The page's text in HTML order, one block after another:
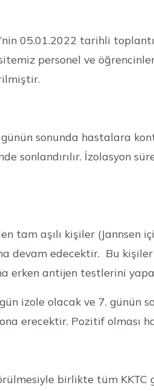
05.01.2022 tarihli
personel ve
sonunda hastalara
sonlandırılır. İzolasyon
tam aşılı kişiler (Jannsen
devam edecektir. Bu
erken antijen testlerini
gün izole olacak ve 7.
erecektir. Pozitif
birlikte tüm KKTC